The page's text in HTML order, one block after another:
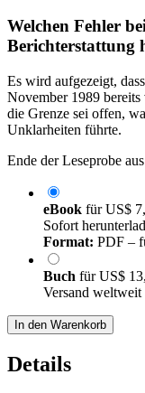
Welchen Fehler
Berichterstattung
Es wird aufgezeigt,
November 1989
die Grenze sei offen,
Unklarheiten führte.
Ende der Leseprobe
eBook fürUS$
Sofort
Format: PDF –
Buch fürUS$
Versand weltweit
In den Warenkorb
Details